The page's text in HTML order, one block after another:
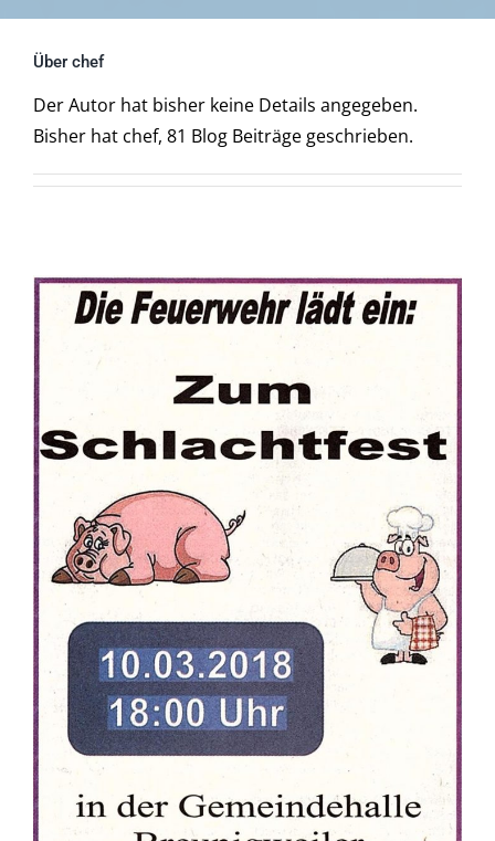
Über chef
Der Autor hat bisher keine Details angegeben.
Bisher hat chef, 81 Blog Beiträge geschrieben.